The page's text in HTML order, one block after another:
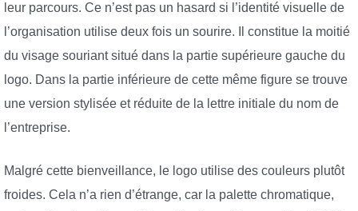
leur parcours. Ce n’est pas un hasard si l’identité visuelle de
l’organisation utilise deux fois un sourire. Il constitue la moitié
du visage souriant situé dans la partie supérieure gauche du
logo. Dans la partie inférieure de cette même figure se trouve
une version stylisée et réduite de la lettre initiale du nom de
l’entreprise.
Malgré cette bienveillance, le logo utilise des couleurs plutôt
froides. Cela n’a rien d’étrange, car la palette chromatique,